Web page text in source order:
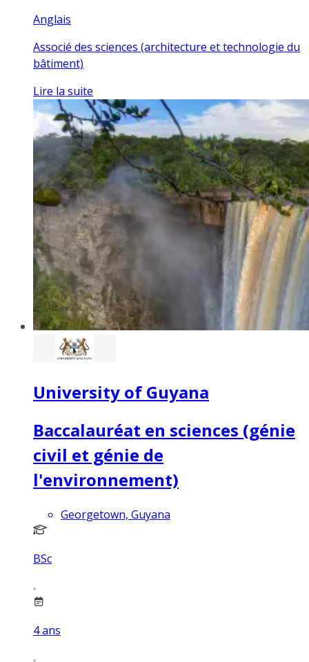
Anglais
Associé des sciences (architecture et technologie du
bâtiment)
Lire la suite
University of Guyana
Baccalauréat en sciences (génie
civil et génie de
l'environnement)
Georgetown, Guyana
BSc
4ans